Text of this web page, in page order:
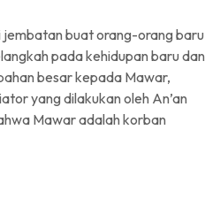
jembatan buat orang-orang baru
pada kehidupan baru dan
besar kepada Mawar,
yang dilakukan oleh An’an
Mawar adalah korban